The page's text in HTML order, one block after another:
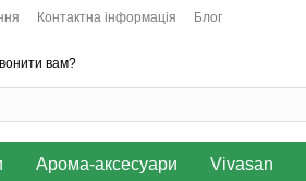
Контактна інформація Блог
вам?
Арома-аксесуари Vivasan